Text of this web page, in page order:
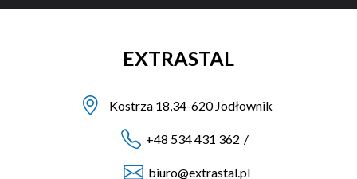
EXTRASTAL
Kostrza 18,34-620 Jodłownik
+48 534 431 362 /
biuro@extrastal.pl